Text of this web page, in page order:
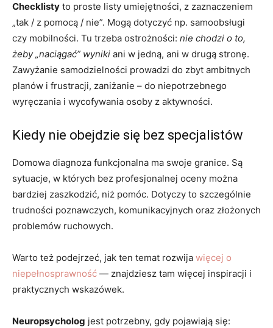
Checklisty to proste listy umiejętności, z zaznaczeniem
„tak / z pomocą / nie”. Mogą dotyczyć np. samoobsługi
czy mobilności. Tu trzeba ostrożności: nie chodzi o to,
żeby „naciągać” wyniki ani w jedną, ani w drugą stronę.
Zawyżanie samodzielności prowadzi do zbyt ambitnych
planów i frustracji, zaniżanie – do niepotrzebnego
wyręczania i wycofywania osoby z aktywności.
Kiedy nie obejdzie się bez specjalistów
Domowa diagnoza funkcjonalna ma swoje granice. Są
sytuacje, w których bez profesjonalnej oceny można
bardziej zaszkodzić, niż pomóc. Dotyczy to szczególnie
trudności poznawczych, komunikacyjnych oraz złożonych
problemów ruchowych.
Warto też podejrzeć, jak ten temat rozwija więcej o
niepełnosprawność — znajdziesz tam więcej inspiracji i
praktycznych wskazówek.
Neuropsycholog jest potrzebny, gdy pojawiają się: